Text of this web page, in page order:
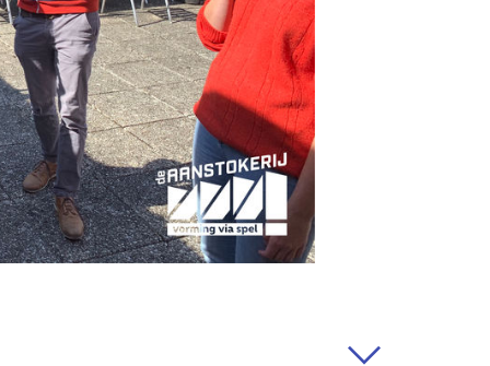
como sea posible y, si
personales?
ofrecer a nuestros
lo más posible a sus